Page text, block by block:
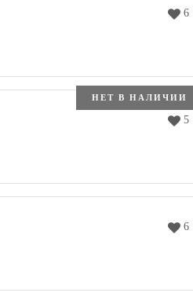
6
НЕТ В НАЛИЧИИ
5
6